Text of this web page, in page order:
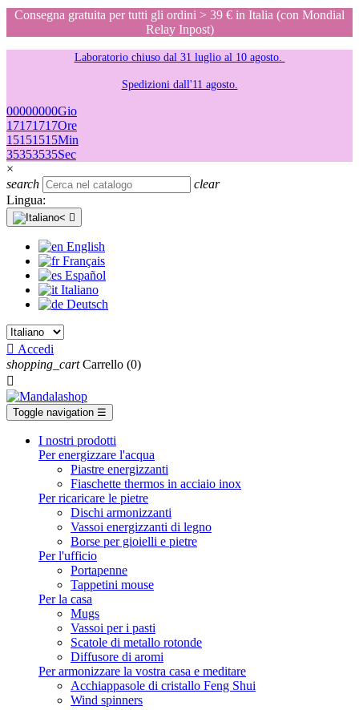
Consegna gratuita per tutti gli ordini > 39 € in Italia (con Mondial
Relay Inpost)
Laboratorio chiuso dal 31 luglio al 10 agosto.
Spedizioni dall'11 agosto.
00000000Gio
17171717Ore
15151515Min
35353535Sec
×
search
clear
Lingua:

English
Français
Español
Italiano
Deutsch
 Accedi
shopping_cart Carrello (0)

Toggle navigation ☰
I nostri prodotti
Per energizzare l'acqua
Piastre energizzanti
Fiaschette thermos in acciaio inox
Per ricaricare le pietre
Dischi armonizzanti
Vassoi energizzanti di legno
Borse per gioielli e pietre
Per l'ufficio
Portapenne
Tappetini mouse
Per la casa
Mugs
Vassoi per i pasti
Scatole di metallo rotonde
Diffusore di aromi
Per armonizzare la vostra casa e meditare
Acchiappasole di cristallo Feng Shui
Wind spinners